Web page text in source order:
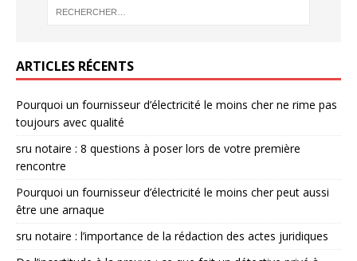
ARTICLES RÉCENTS
Pourquoi un fournisseur d’électricité le moins cher ne rime pas
toujours avec qualité
sru notaire : 8 questions à poser lors de votre première
rencontre
Pourquoi un fournisseur d’électricité le moins cher peut aussi
être une arnaque
sru notaire : l’importance de la rédaction des actes juridiques